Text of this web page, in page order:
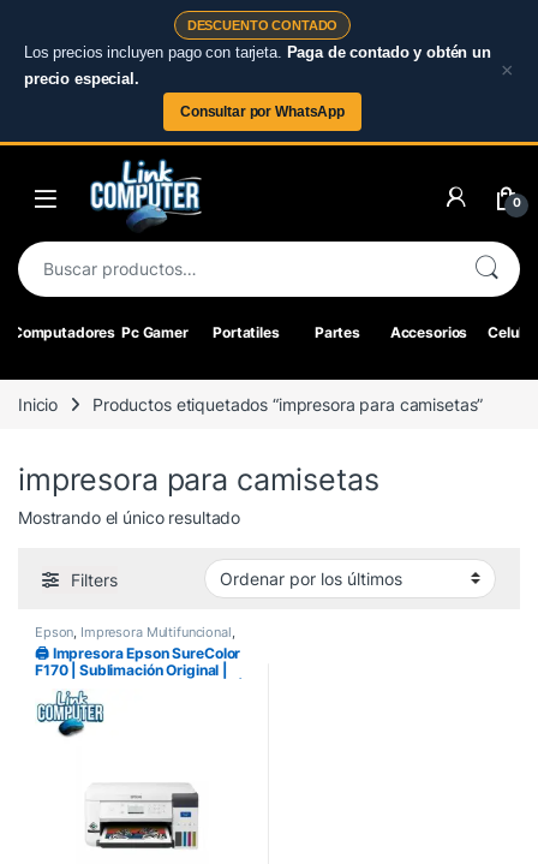
DESCUENTO CONTADO
Los precios incluyen pago con tarjeta. Paga de contado y obtén un
precio especial.
Consultar por WhatsApp
×
Skip to navigation
0
Buscar por:
Computadores Pc Gamer Portatiles Partes Accesorios
Inicio Productos etiquetados “impresora para camisetas”
impresora para camisetas
Mostrando el único resultado
Filters
Epson Impresora Multifuncional
Impresoras
🖨️ Impresora Epson SureColor
F170 | Sublimación Original |
Tinta de Sublimación Incluida |
Ideal para Camisetas, Tazas y
Productos Personalizados |
Link Computer Pereira